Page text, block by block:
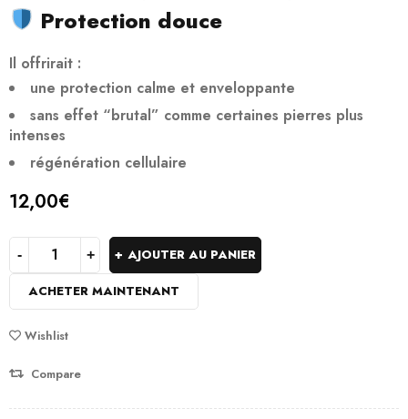
Protection douce
Il offrirait :
une protection calme et enveloppante
sans effet “brutal” comme certaines pierres plus
intenses
régénération cellulaire
12,00€
AJOUTER AU PANIER
ACHETER MAINTENANT
Wishlist
Compare